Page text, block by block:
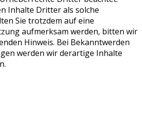
Inhalte Dritter als solche
Sie trotzdem auf eine
aufmerksam werden, bitten wir
Hinweis. Bei Bekanntwerden
werden wir derartige Inhalte